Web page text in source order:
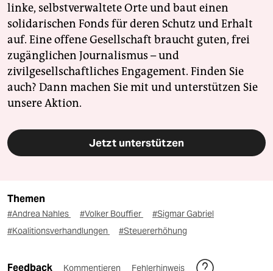
linke, selbstverwaltete Orte und baut einen
solidarischen Fonds für deren Schutz und Erhalt
auf. Eine offene Gesellschaft braucht guten, frei
zugänglichen Journalismus – und
zivilgesellschaftliches Engagement. Finden Sie
auch? Dann machen Sie mit und unterstützen Sie
unsere Aktion.
Jetzt unterstützen
Themen
#Andrea Nahles #Volker Bouffier
#Sigmar Gabriel
#Koalitionsverhandlungen
#Steuererhöhung
Feedback Kommentieren Fehlerhinweis